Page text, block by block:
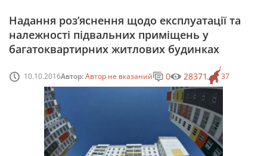
Надання роз’яснення щодо експлуатації та
належності підвальних приміщень у
багатоквартирних житлових будинках
10.10.2016Автор:Автор не вказаний 37
0 28371